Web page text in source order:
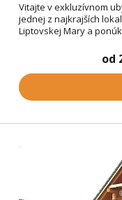
Vitajte v exkluzívnom
jednej z najkrajších
Liptovskej Mary a
od